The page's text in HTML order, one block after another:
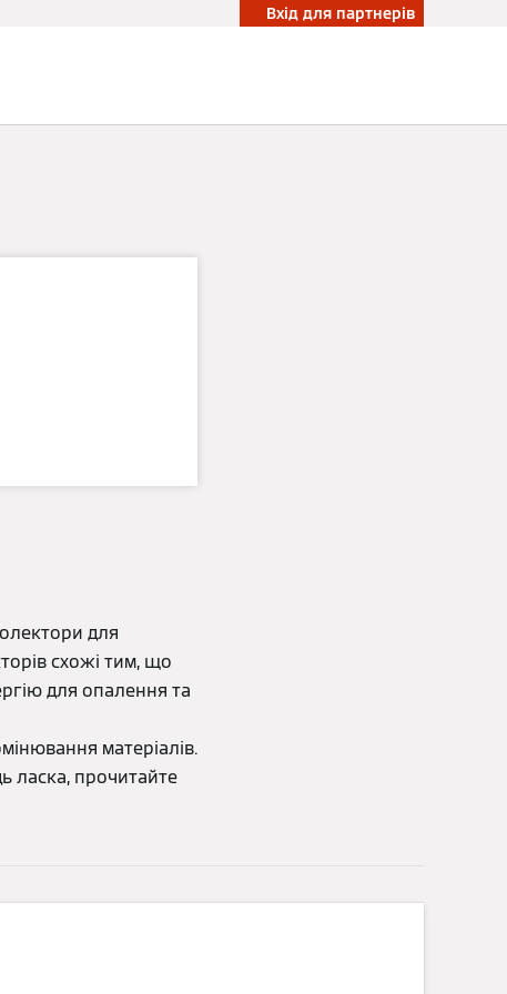
Вхід для партнерів
для
схожі тим, що
для опалення та
матеріалів.
ласка, прочитайте